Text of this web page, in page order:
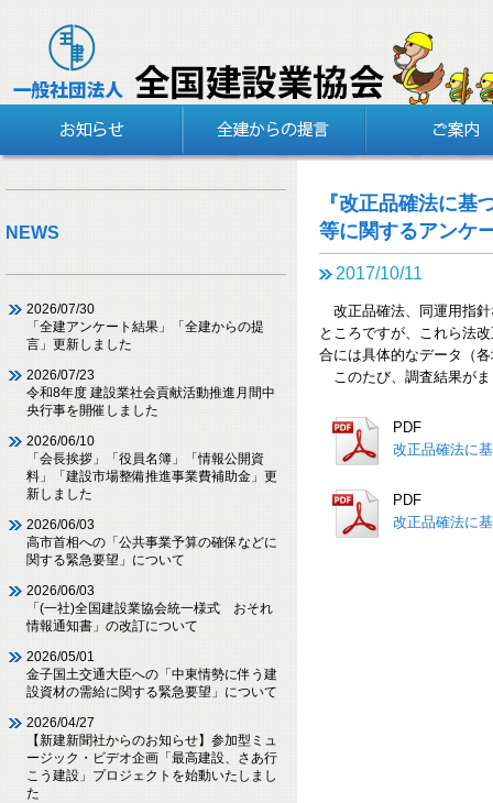
『改正品確法に
等に関するアンケ
2017/10/11
改正品確法、同運用指針
ところですが、これら法
合には具体的なデータ（
このたび、調査結果が
PDF
改正品確法に
PDF
改正品確法に
NEWS
2026/07/30
「全建アンケート結果」「全建からの提
言」更新しました
2026/07/23
令和8年度 建設業社会貢献活動推進月間中
央行事を開催しました
2026/06/10
「会長挨拶」「役員名簿」「情報公開資
料」「建設市場整備推進事業費補助金」更
新しました
2026/06/03
高市首相への「公共事業予算の確保などに
関する緊急要望」について
2026/06/03
「(一社)全国建設業協会統一様式 おそれ
情報通知書」の改訂について
2026/05/01
金子国土交通大臣への「中東情勢に伴う建
設資材の需給に関する緊急要望」について
2026/04/27
【新建新聞社からのお知らせ】参加型ミュ
ージック・ビデオ企画「最高建設、さあ行
こう建設」プロジェクトを始動いたしまし
た